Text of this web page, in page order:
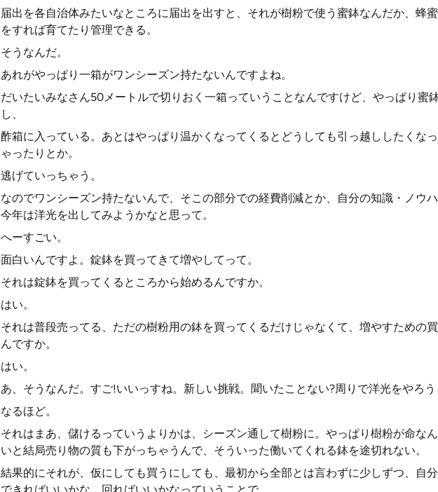
届出を各自治体みたいなところに届出を出すと、それが樹粉で使う蜜鉢なんだか、蜂
をすれば育てたり管理できる。
そうなんだ。
あれがやっぱり一箱がワンシーズン持たないんですよね。
だいたいみなさん50メートルで切りおく一箱っていうことなんですけど、やっぱり蜜
し、
酢箱に入っている。あとはやっぱり温かくなってくるとどうしても引っ越ししたくな
ゃったりとか。
逃げていっちゃう。
なのでワンシーズン持たないんで、そこの部分での経費削減とか、自分の知識・ノウ
今年は洋光を出してみようかなと思って。
へーすごい。
面白いんですよ。錠鉢を買ってきて増やしてって。
それは錠鉢を買ってくるところから始めるんですか。
はい。
それは普段売ってる、ただの樹粉用の鉢を買ってくるだけじゃなくて、増やすための
んですか。
はい。
あ、そうなんだ。すご!いいっすね。新しい挑戦。聞いたことない?周りで洋光をやろ
なるほど。
それはまあ、儲けるっていうよりかは、シーズン通して樹粉に。やっぱり樹粉が命な
いと結局売り物の質も下がっちゃうんで、そういった働いてくれる鉢を途切れない。
結果的にそれが、仮にしても買うにしても、最初から全部とは言わずに少しずつ、自